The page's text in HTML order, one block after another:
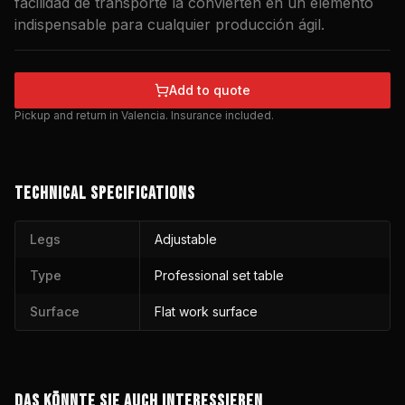
indispensable para cualquier producción ágil.
Add to quote
Pickup and return in Valencia. Insurance included.
TECHNICAL SPECIFICATIONS
Legs Adjustable
Type Professional set table
Surface Flat work surface